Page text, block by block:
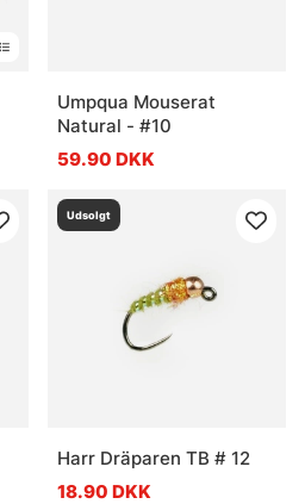
Umpqua Mouserat
Natural - #10
59.90 DKK
Udsolgt
Harr Dräparen TB # 12
18.90 DKK